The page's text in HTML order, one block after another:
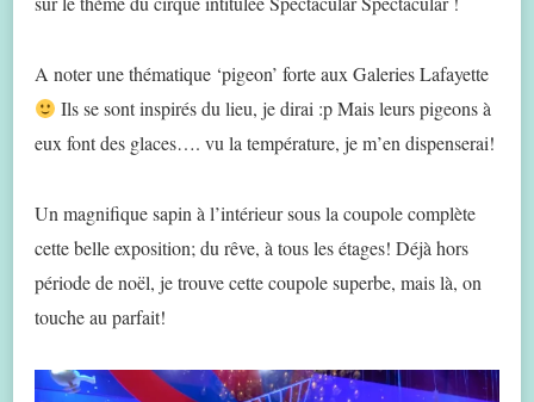
A noter une thématique ‘pigeon’ forte aux Galeries Lafayette
Ils se sont inspirés du lieu, je dirai :p Mais leurs pigeons à
eux font des glaces…. vu la température, je m’en dispenserai!
Un magnifique sapin à l’intérieur sous la coupole complète
cette belle exposition; du rêve, à tous les étages! Déjà hors
période de noël, je trouve cette coupole superbe, mais là, on
touche au parfait!